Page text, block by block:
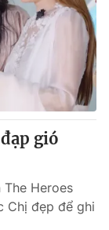
gió
The Heroes
Chị đẹp để ghi